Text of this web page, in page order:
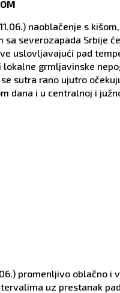
naoblačenje s
sa severozapada Srbije
uslovlјavajući pad
lokalne grmlјavinske
sutra rano ujutro
dana i u centralnoj i
promenlјivo oblačno i
uz prestanak